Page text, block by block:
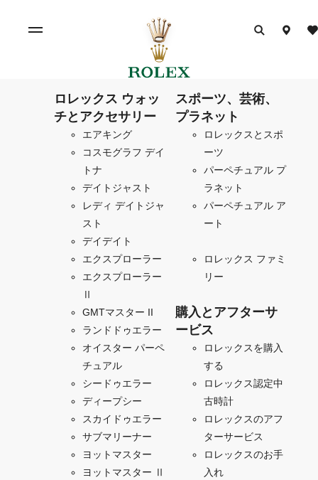
ロレックス ウォッ
チとアクセサリー
エアキング
コスモグラフ デイ
トナ
デイトジャスト
レディ デイトジャ
スト
デイデイト
エクスプローラー
エクスプローラー
Ⅱ
GMTマスター II
ランドドゥエラー
オイスター パーペ
チュアル
シードゥエラー
ディープシー
スカイドゥエラー
サブマリーナー
ヨットマスター
ヨットマスター Ⅱ
スポーツ、芸術、
プラネット
ロレックスとスポ
ーツ
パーペチュアル プ
ラネット
パーペチュアル ア
ート
ロレックス ファミ
リー
購入とアフターサ
ービス
ロレックスを購入
する
ロレックス認定中
古時計
ロレックスのアフ
ターサービス
ロレックスのお手
入れ